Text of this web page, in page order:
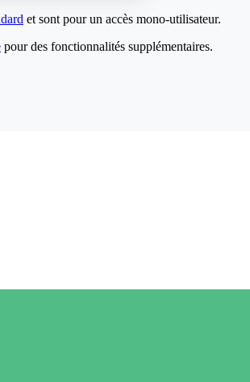
et sont pour un accès mono-utilisateur.
pour des fonctionnalités supplémentaires.